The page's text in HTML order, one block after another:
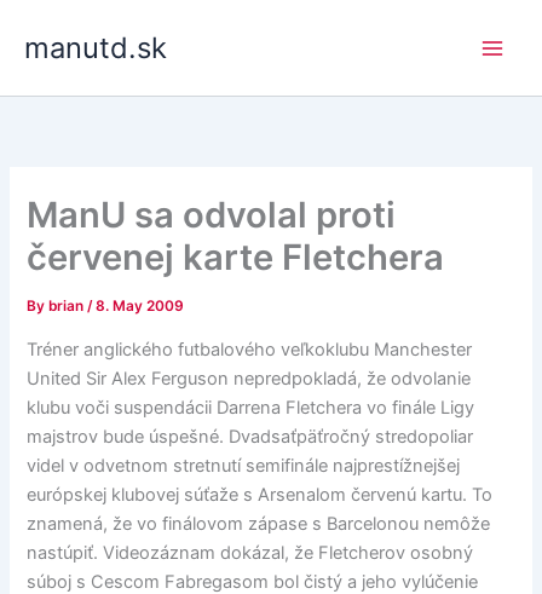
manutd.sk
ManU sa odvolal proti
červenej karte Fletchera
By brian/8. May 2009
Tréner anglického futbalového veľkoklubu Manchester
United Sir Alex Ferguson nepredpokladá, že odvolanie
klubu voči suspendácii Darrena Fletchera vo finále Ligy
majstrov bude úspešné. Dvadsaťpäťročný stredopoliar
videl v odvetnom stretnutí semifinále najprestížnejšej
európskej klubovej súťaže s Arsenalom červenú kartu. To
znamená, že vo finálovom zápase s Barcelonou nemôže
nastúpiť. Videozáznam dokázal, že Fletcherov osobný
súboj s Cescom Fabregasom bol čistý a jeho vylúčenie